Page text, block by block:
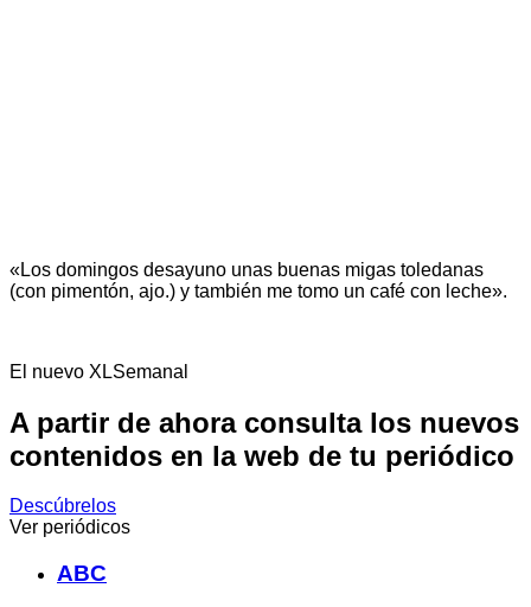
«Los domingos desayuno unas buenas migas toledanas
(con pimentón, ajo.) y también me tomo un café con leche».
El nuevo XLSemanal
A partir de ahora consulta los nuevos
contenidos en la web de tu periódico
Descúbrelos
Ver periódicos
ABC